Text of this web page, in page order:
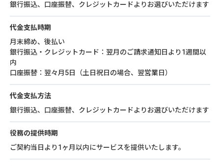
銀行振込、口座振替、クレジットカードよりお選びいただけます
代金支払時期
月末締め、後払い
銀行振込・クレジットカード：翌月のご請求通知日より1週間以
内
口座振替：翌々月5日（土日祝日の場合、翌営業日）
代金支払方法
銀行振込、口座振替、クレジットカードよりお選びいただけます
役務の提供時期
ご契約当日より1ヶ月以内にサービスを提供いたします。